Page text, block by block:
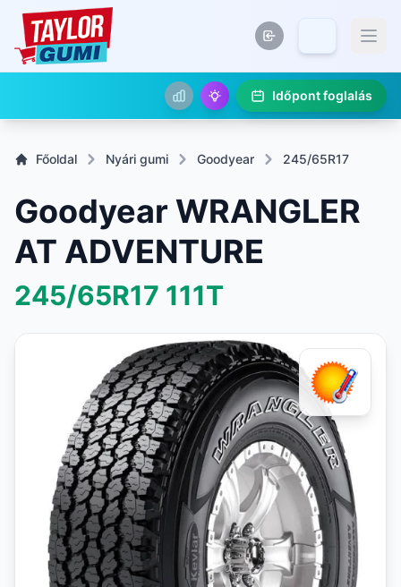
Időpont foglalás
Főoldal Nyári gumi Goodyear 245/65R17
Goodyear WRANGLER
AT ADVENTURE
245/65R17 111T